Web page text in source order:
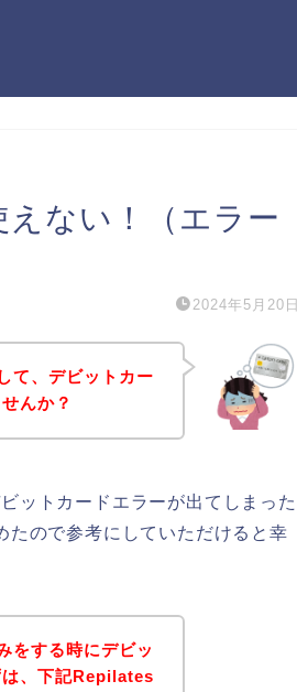
ない！（エラー
2024年5月20日
て、デビットカー
んか？
ットカードエラーが出てしまった
たので参考にしていただけると幸
をする時にデビッ
は、下記Repilates